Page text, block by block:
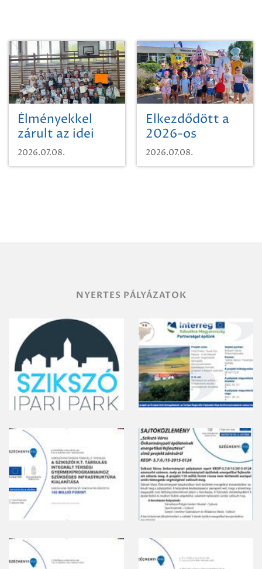
területének
vegyszeres
gyomirtásáról
Élményekkel
zárult az idei
sporttábor!
2026.07.08.
Elkezdődött a
2026-os
SpongyaBob
tábor!
2026.07.08.
NYERTES PÁLYÁZATOK